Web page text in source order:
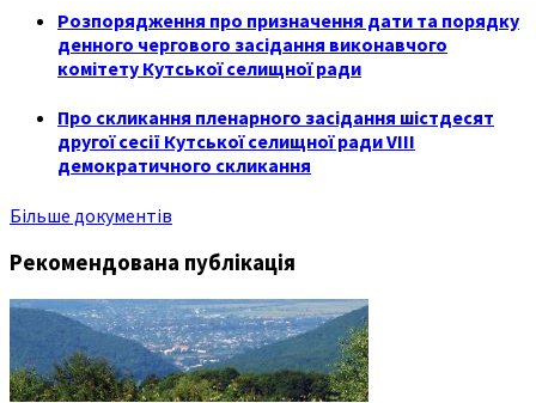
Розпорядження про призначення дати та порядку
денного чергового засідання виконавчого
комітету Кутської селищної ради
Про скликання пленарного засідання шістдесят
другої сесії Кутської селищної ради VIII
демократичного скликання
Більше документів
Рекомендована публікація